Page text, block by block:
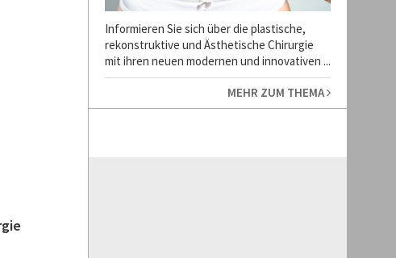
Informieren Sie sich über die plastische,
rekonstruktive und Ästhetische Chirurgie
mit ihren neuen modernen und innovativen ...
MEHR ZUM THEMA